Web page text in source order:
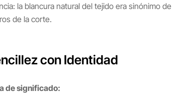
la blancura natural del tejido era sinónimo de
de la corte.
con Identidad
de significado: